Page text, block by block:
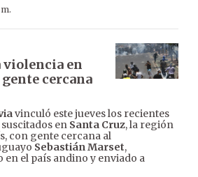
en
cercana
vinculó este jueves los recientes
en Santa Cruz, la región
con gente cercana al
Sebastián Marset,
en el país andino y enviado a